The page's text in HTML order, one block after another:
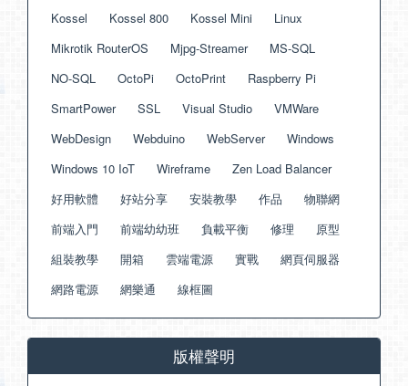
Kossel
Kossel 800 Kossel Mini
Linux
Mikrotik RouterOS
Mjpg-Streamer
MS-SQL
NO-SQL
OctoPi OctoPrint
Raspberry Pi
SmartPower
SSL Visual Studio
VMWare
WebDesign
Webduino WebServer
Windows
Windows 10 IoT
Wireframe
Zen Load Balancer
好用軟體
好站分享 安裝教學 作品
物聯網
前端入門
前端幼幼班 負載平衡 修理
原型
組裝教學
開箱 雲端電源 實戰
網頁伺服器
網路電源
網樂通 線框圖
版權聲明